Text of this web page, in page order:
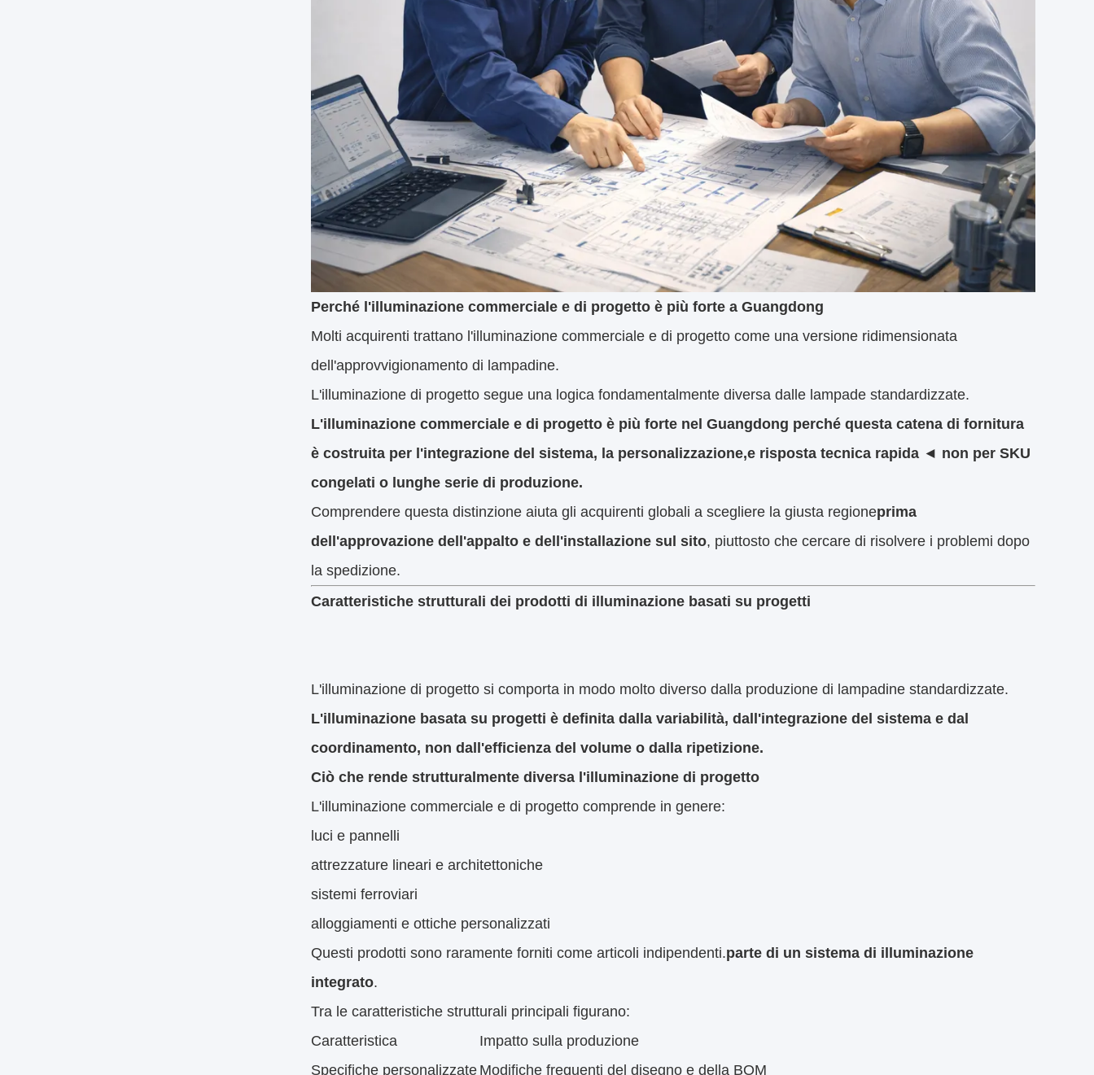
Perché l'illuminazione commerciale e di progetto è più forte a Guangdong
Molti acquirenti trattano l'illuminazione commerciale e di progetto come una versione ridimensionata
dell'approvvigionamento di lampadine.
L'illuminazione di progetto segue una logica fondamentalmente diversa dalle lampade standardizzate.
L'illuminazione commerciale e di progetto è più forte nel Guangdong perché questa catena di fornitura
è costruita per l'integrazione del sistema, la personalizzazione,e risposta tecnica rapida ◄ non per SKU
congelati o lunghe serie di produzione.
Comprendere questa distinzione aiuta gli acquirenti globali a scegliere la giusta regioneprima
dell'approvazione dell'appalto e dell'installazione sul sito, piuttosto che cercare di risolvere i problemi dopo
la spedizione.
Caratteristiche strutturali dei prodotti di illuminazione basati su progetti